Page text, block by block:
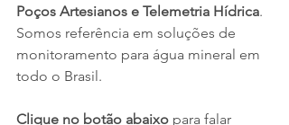
Poços Artesianos e Telemetria Hídrica.
Somos referência em soluções de
monitoramento para água mineral em
todo o Brasil.
Clique no botão abaixo para falar